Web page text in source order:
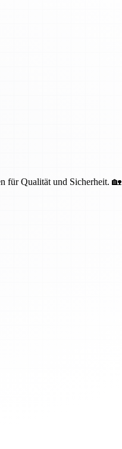
für Qualität und Sicherheit. 🏡